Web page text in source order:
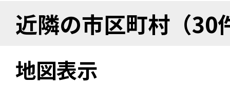
近隣の市区町村（30
地図表示